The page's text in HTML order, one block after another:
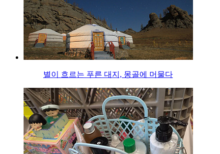
별이 흐르는 푸른 대지, 몽골에 머물다